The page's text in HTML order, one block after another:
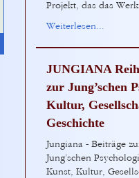
Projekt, das das
Weiterlesen...
JUNGIANA
zur Jung’schen
Kultur,
Geschichte
Jungiana - Beiträge
Jung’schen
Kunst, Kultur,